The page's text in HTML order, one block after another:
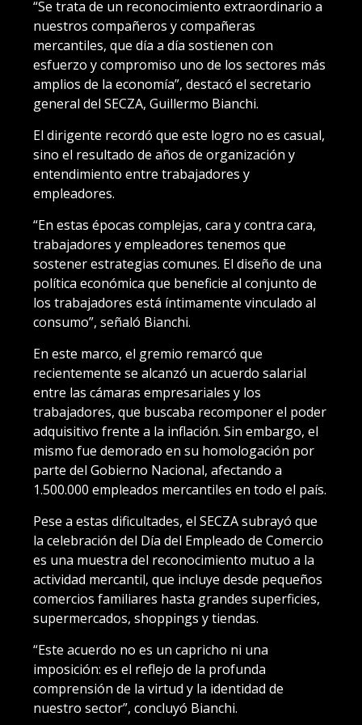
“Se trata de un reconocimiento extraordinario a
nuestros compañeros y compañeras
mercantiles, que día a día sostienen con
esfuerzo y compromiso uno de los sectores más
amplios de la economía”, destacó el secretario
general del SECZA, Guillermo Bianchi.
El dirigente recordó que este logro no es casual,
sino el resultado de años de organización y
entendimiento entre trabajadores y
empleadores.
“En estas épocas complejas, cara y contra cara,
trabajadores y empleadores tenemos que
sostener estrategias comunes. El diseño de una
política económica que beneficie al conjunto de
los trabajadores está íntimamente vinculado al
consumo”, señaló Bianchi.
En este marco, el gremio remarcó que
recientemente se alcanzó un acuerdo salarial
entre las cámaras empresariales y los
trabajadores, que buscaba recomponer el poder
adquisitivo frente a la inflación. Sin embargo, el
mismo fue demorado en su homologación por
parte del Gobierno Nacional, afectando a
1.500.000 empleados mercantiles en todo el país.
Pese a estas dificultades, el SECZA subrayó que
la celebración del Día del Empleado de Comercio
es una muestra del reconocimiento mutuo a la
actividad mercantil, que incluye desde pequeños
comercios familiares hasta grandes superficies,
supermercados, shoppings y tiendas.
“Este acuerdo no es un capricho ni una
imposición: es el reflejo de la profunda
comprensión de la virtud y la identidad de
nuestro sector”, concluyó Bianchi.